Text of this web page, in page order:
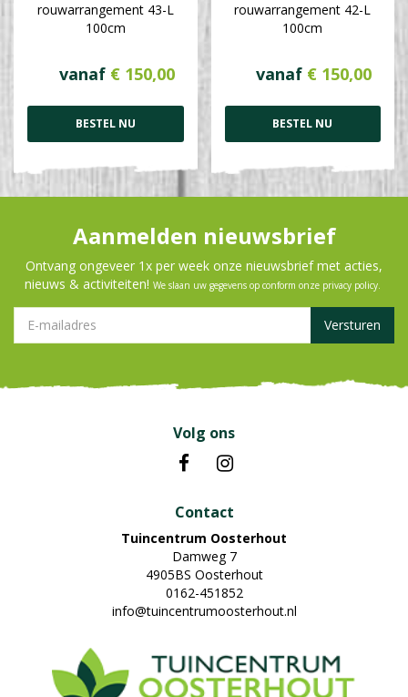
rouwarrangement 43-L
100cm
vanaf € 150,00
BESTEL NU
rouwarrangement 42-L
100cm
vanaf € 150,00
BESTEL NU
Aanmelden nieuwsbrief
Ontvang ongeveer 1x per week onze nieuwsbrief met acties,
nieuws & activiteiten! We slaan uw gegevens op conform onze privacy policy.
Volg ons
Contact
Tuincentrum Oosterhout
Damweg 7
4905BS Oosterhout
0162-451852
info@tuincentrumoosterhout.nl